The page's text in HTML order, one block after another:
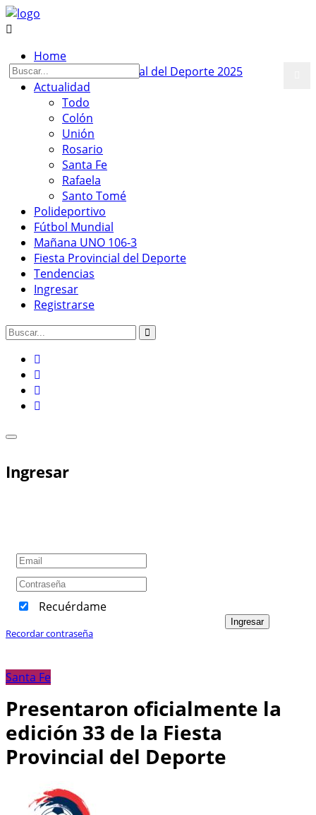
Home
Fiesta Provincial del Deporte 2025
Actualidad
Todo
Colón
Unión
Rosario
Santa Fe
Rafaela
Santo Tomé
Polideportivo
Fútbol Mundial
Mañana UNO 106-3
Fiesta Provincial del Deporte
Tendencias
Ingresar
Registrarse
Ingresar
Recuérdame
Ingresar
Recordar contraseña
Santa Fe
Presentaron oficialmente la
edición 33 de la Fiesta
Provincial del Deporte